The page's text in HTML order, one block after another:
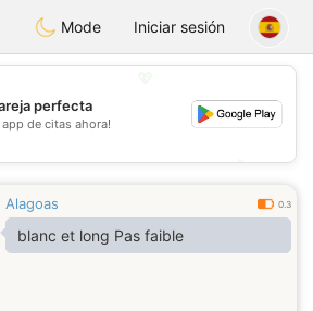
BrasilConversar
Mode Iniciar sesión
💕
perfecta
app de citas ahora!
Alagoas 0.3
blanc et long Pas faible